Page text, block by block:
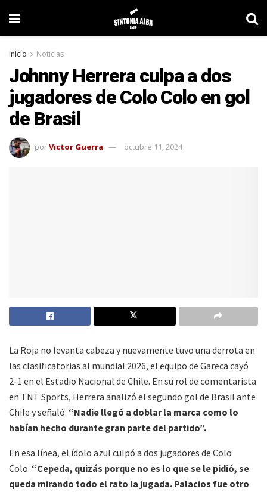
Inicio Noticias
Johnny Herrera culpa a dos
jugadores de Colo Colo en gol
de Brasil
porVictor Guerra octubre 11, 2024
La Roja no levanta cabeza y nuevamente tuvo una derrota en
las clasificatorias al mundial 2026, el equipo de Gareca cayó
2-1 en el Estadio Nacional de Chile. En su rol de comentarista
en TNT Sports, Herrera analizó el segundo gol de Brasil ante
Chile y señaló: “Nadie llegó a doblar la marca como lo
habían hecho durante gran parte del partido”.
En esa línea, el ídolo azul culpó a dos jugadores de Colo
Colo. “Cepeda, quizás porque no es lo que se le pidió, se
queda mirando todo el rato la jugada. Palacios fue otro